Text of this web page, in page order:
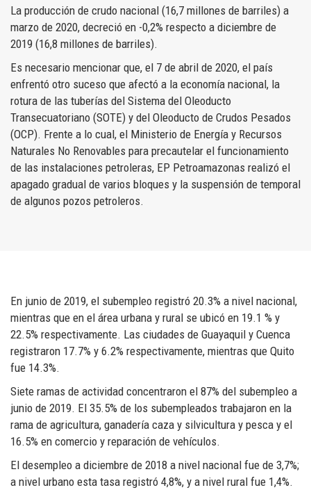
La producción de crudo nacional (16,7 millones de barriles) a
marzo de 2020, decreció en -0,2% respecto a diciembre de
2019 (16,8 millones de barriles).
Es necesario mencionar que, el 7 de abril de 2020, el país
enfrentó otro suceso que afectó a la economía nacional, la
rotura de las tuberías del Sistema del Oleoducto
Transecuatoriano (SOTE) y del Oleoducto de Crudos Pesados
(OCP). Frente a lo cual, el Ministerio de Energía y Recursos
Naturales No Renovables para precautelar el funcionamiento
de las instalaciones petroleras, EP Petroamazonas realizó el
apagado gradual de varios bloques y la suspensión de temporal
de algunos pozos petroleros.
En junio de 2019, el subempleo registró 20.3% a nivel nacional,
mientras que en el área urbana y rural se ubicó en 19.1 % y
22.5% respectivamente. Las ciudades de Guayaquil y Cuenca
registraron 17.7% y 6.2% respectivamente, mientras que Quito
fue 14.3%.
Siete ramas de actividad concentraron el 87% del subempleo a
junio de 2019. El 35.5% de los subempleados trabajaron en la
rama de agricultura, ganadería caza y silvicultura y pesca y el
16.5% en comercio y reparación de vehículos.
El desempleo a diciembre de 2018 a nivel nacional fue de 3,7%;
a nivel urbano esta tasa registró 4,8%, y a nivel rural fue 1,4%.